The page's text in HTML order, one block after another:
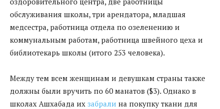
обслуживания школы, три арендатора, младшая
медсестра, работница отдела по озеленению и
коммунальным работам, работница швейного цеха и
библиотекарь школы (итого 253 человека).
Между тем всем женщинам и девушкам страны также
должны были вручить по 60 манатов ($3). Однако в
школах Ашхабада их забрали на покупку ткани для